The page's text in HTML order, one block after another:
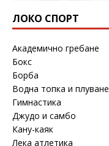
ЛОКО СПОРТ
Академично гребане
Бокс
Борба
Водна топка и плуване
Гимнастика
Джудо и самбо
Кану-каяк
Лека атлетика